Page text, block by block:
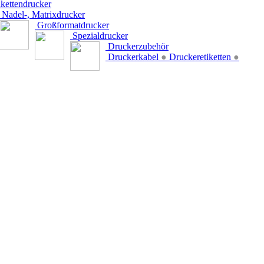
Nadel-, Matrixdrucker
Großformatdrucker
Spezialdrucker
Druckerzubehör
Druckerkabel ● Druckeretiketten ●